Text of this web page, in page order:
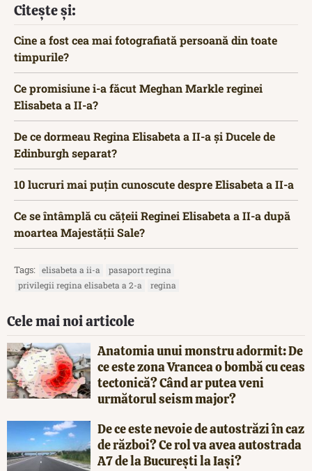
Citește și:
Cine a fost cea mai fotografiată persoană din toate
timpurile?
Ce promisiune i-a făcut Meghan Markle reginei
Elisabeta a II-a?
De ce dormeau Regina Elisabeta a II-a și Ducele de
Edinburgh separat?
10 lucruri mai puțin cunoscute despre Elisabeta a II-a
Ce se întâmplă cu cățeii Reginei Elisabeta a II-a după
moartea Majestății Sale?
Tags: elisabeta a ii-a
pasaport regina
privilegii regina elisabeta a 2-a
regina
Cele mai noi articole
Anatomia unui monstru adormit: De
ce este zona Vrancea o bombă cu ceas
tectonică? Când ar putea veni
următorul seism major?
De ce este nevoie de autostrăzi în caz
de război? Ce rol va avea autostrada
A7 de la București la Iași?